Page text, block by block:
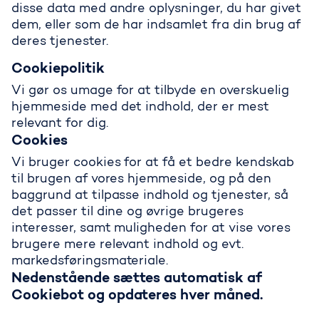
disse data med andre oplysninger, du har givet
dem, eller som de har indsamlet fra din brug af
deres tjenester.
Cookiepolitik
Vi gør os umage for at tilbyde en overskuelig
hjemmeside med det indhold, der er mest
relevant for dig.
Cookies
Vi bruger cookies for at få et bedre kendskab
til brugen af vores hjemmeside, og på den
baggrund at tilpasse indhold og tjenester, så
det passer til dine og øvrige brugeres
interesser, samt muligheden for at vise vores
brugere mere relevant indhold og evt.
markedsføringsmateriale.
Nedenstående sættes automatisk af
Cookiebot og opdateres hver måned.